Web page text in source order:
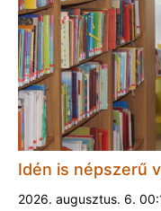
Idén is népszerű
2026. augusztus. 6.